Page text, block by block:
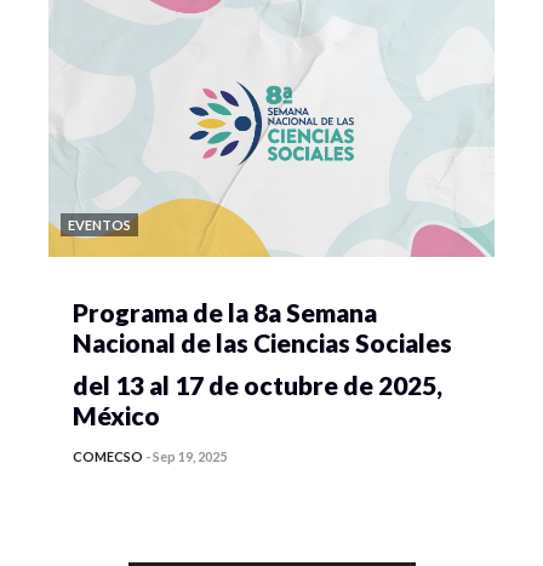
EVENTOS
Programa de la 8a Semana
Nacional de las Ciencias Sociales
del 13 al 17 de octubre de 2025,
México
COMECSO -Sep 19, 2025